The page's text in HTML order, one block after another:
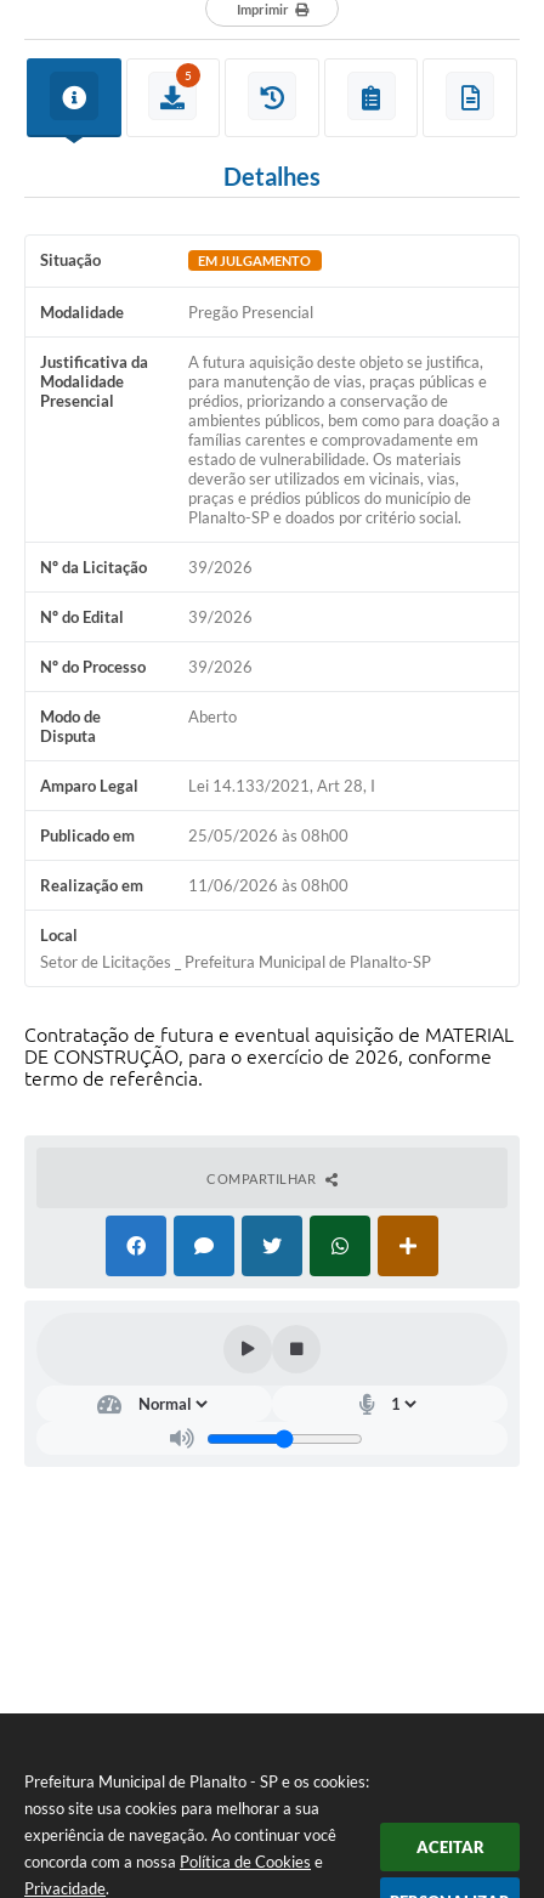
Prefeitura Municipal de Planalto - SP e os cookies:
nosso site usa cookies para melhorar a sua
experiência de navegação. Ao continuar você
concorda com a nossa Política de Cookies e
Privacidade.
ACEITAR
Imprimir
5
Detalhes
Situação EM JULGAMENTO
Modalidade Pregão Presencial
Justificativa da
Modalidade
Presencial
A futura aquisição deste objeto se justifica,
para manutenção de vias, praças públicas e
prédios, priorizando a conservação de
ambientes públicos, bem como para doação a
famílias carentes e comprovadamente em
estado de vulnerabilidade. Os materiais
deverão ser utilizados em vicinais, vias,
praças e prédios públicos do município de
Planalto-SP e doados por critério social.
Nº da Licitação 39/2026
Nº do Edital 39/2026
Nº do Processo 39/2026
Modo de
Disputa
Aberto
Amparo Legal Lei 14.133/2021, Art 28, I
Publicado em 25/05/2026 às 08h00
Realização em 11/06/2026 às 08h00
Local
Setor de Licitações _ Prefeitura Municipal de Planalto-SP
Contratação de futura e eventual aquisição de MATERIAL
DE CONSTRUÇÃO, para o exercício de 2026, conforme
termo de referência.
COMPARTILHAR